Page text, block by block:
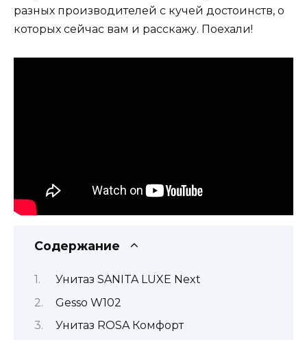
разных производителей с кучей достоинств, о
которых сейчас вам и расскажу. Поехали!
Содержание
Унитаз SANITA LUXE Next
Gesso W102
Унитаз ROSA Комфорт